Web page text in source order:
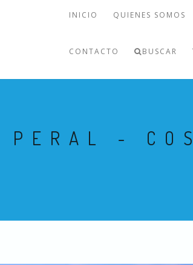
INICIO QUIENES SOMOS
CONTACTO BUSCAR
PERAL -